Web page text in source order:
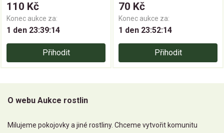
110 Kč
Konec aukce za:
1 den 23:39:14
Přihodit
70 Kč
Konec aukce za:
1 den 23:52:14
Přihodit
O webu Aukce rostlin
Milujeme pokojovky a jiné rostliny. Chceme vytvořit komunitu